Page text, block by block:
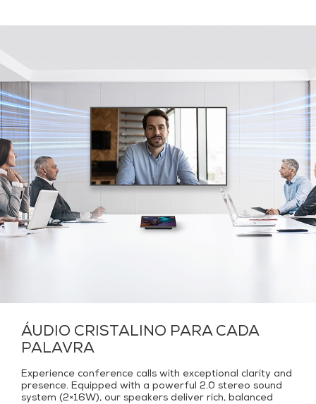
ÁUDIO CRISTALINO PARA CADA
PALAVRA
Experience conference calls with exceptional clarity and
presence. Equipped with a powerful 2.0 stereo sound
system (2×16W), our speakers deliver rich, balanced